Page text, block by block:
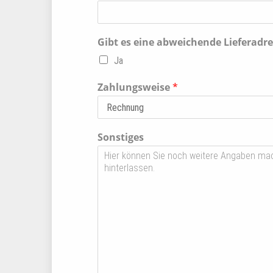
Gibt es eine abweichende
Ja
Zahlungsweise*
Sonstiges